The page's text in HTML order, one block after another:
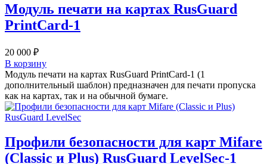
Модуль печати на картах RusGuard
PrintCard-1
20 000 ₽
В корзину
Модуль печати на картах RusGuard PrintCard-1 (1
дополнительный шаблон) предназначен для печати пропуска
как на картах, так и на обычной бумаге.
Профили безопасности для карт Mifare
(Classic и Plus) RusGuard LevelSec-1